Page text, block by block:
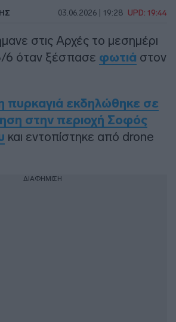
03.06.2026 | 19:28 UPD: 19:44
στις Αρχές το μεσημέρι
6 όταν ξέσπασε φωτιά στον
πυρκαγιά εκδηλώθηκε σε
στην περιοχή Σοφός
και εντοπίστηκε από drone
ΔΙΑΦΗΜΙΣΗ